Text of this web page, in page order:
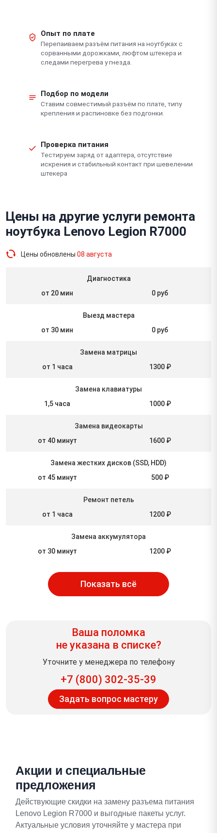
Опыт по плате
Перепаиваем разъём питания на ноутбуках с
сорванными дорожками, люфтом штекера и
следами перегрева у гнезда.
Подбор по модели
Ставим совместимый разъём по плате, типу
крепления и распиновке без подгонки.
Проверка питания
Тестируем заряд от адаптера, отсутствие
искрения и стабильный контакт при шевелении
штекера
Цены на другие услуги ремонта
ноутбука Lenovo Legion R7000
Цены обновлены 08 августа
Диагностика
от 20 мин
0 руб
Выезд мастера
от 30 мин
0 руб
Замена матрицы
от 1 часа
1300 ₽
Замена клавиатуры
1,5 часа
1000 ₽
Замена видеокарты
от 40 минут
1600 ₽
Замена жестких дисков (SSD, HDD)
от 45 минут
500 ₽
Ремонт петель
от 1 часа
1200 ₽
Замена аккумулятора
от 30 минут
1200 ₽
Показать всё
Ваша поломка
не указана в списке?
Уточните у менеджера по телефону
+7 (800) 302-35-39
Задать вопрос мастеру
Акции и специальные
предложения
Действующие скидки на замену разъема питания
Lenovo Legion R7000 и выгодные пакеты услуг.
Актуальные условия уточняйте у мастера при